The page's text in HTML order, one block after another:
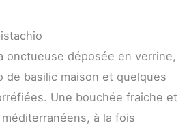
onctueuse déposée en verrine,
de basilic maison et quelques
Une bouchée fraîche et
à la fois